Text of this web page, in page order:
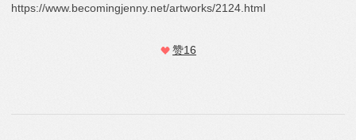
https://www.becomingjenny.net/artworks/2124.html
赞16